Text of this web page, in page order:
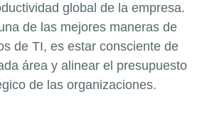
global de la empresa.
de las mejores maneras de
de TI, es estar consciente de
área y alinear el presupuesto
de las organizaciones.